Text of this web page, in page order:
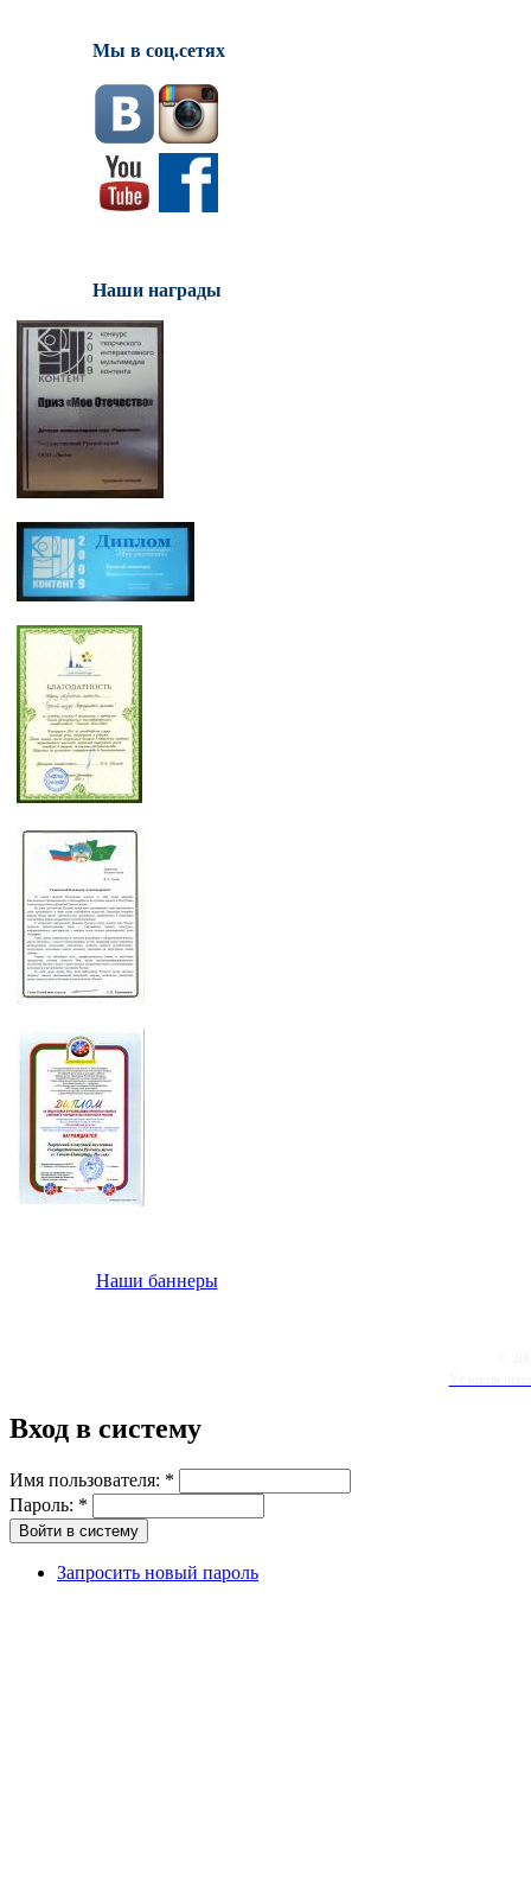
Мы в соц.сетях
Наши награды
Наши баннеры
Вход в систему
Имя пользователя: *
Пароль: *
Запросить новый пароль